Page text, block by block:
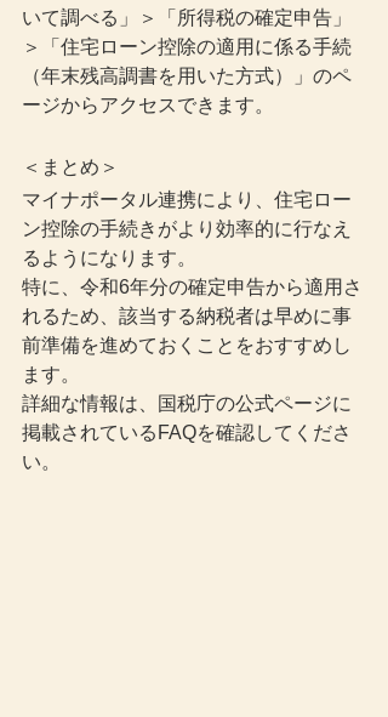
いて調べる」＞「所得税の確定申告」
＞「住宅ローン控除の適用に係る手続
（年末残高調書を用いた方式）」のペ
ージからアクセスできます。
＜まとめ＞
マイナポータル連携により、住宅ロー
ン控除の手続きがより効率的に行なえ
るようになります。
特に、令和6年分の確定申告から適用さ
れるため、該当する納税者は早めに事
前準備を進めておくことをおすすめし
ます。
詳細な情報は、国税庁の公式ページに
掲載されているFAQを確認してくださ
い。